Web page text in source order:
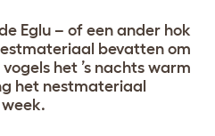
Eglu – of een ander hok
bevatten om
het ’s nachts warm
het nestmateriaal